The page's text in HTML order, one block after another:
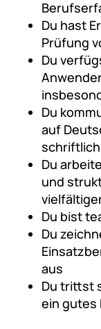
Du hast
Prüfung
Du
Du
auf
Du
und
Du bist
Du
aus
Du trittst
ein gutes